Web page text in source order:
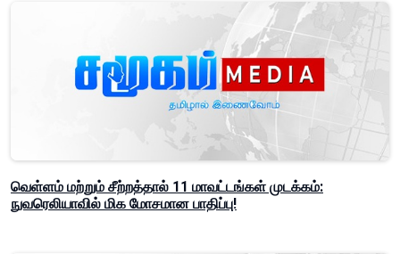
வெள்ளம் மற்றும் சீற்றத்தால் 11 மாவட்டங்கள் முடக்கம்:
நுவரெலியாவில் மிக மோசமான பாதிப்பு!